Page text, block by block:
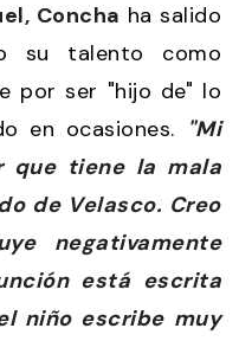
Concha ha salido
su talento como
por ser "hijo de" lo
en ocasiones. "Mi
que tiene la mala
de Velasco. Creo
negativamente
está escrita
niño escribe muy